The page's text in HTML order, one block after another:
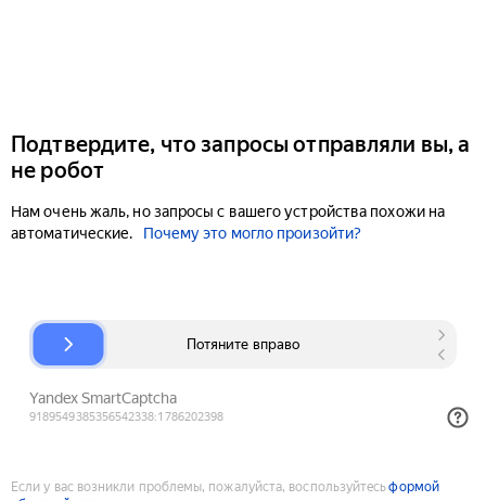
Подтвердите, что запросы отправляли вы, а
не робот
Нам очень жаль, но запросы с вашего устройства похожи на
автоматические.
Почему это могло произойти?
Если у вас возникли проблемы, пожалуйста, воспользуйтесьформой